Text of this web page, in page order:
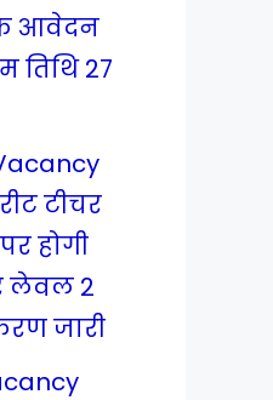
के आवेदन
27
टीचर
होगी
लेवल 2
जारी